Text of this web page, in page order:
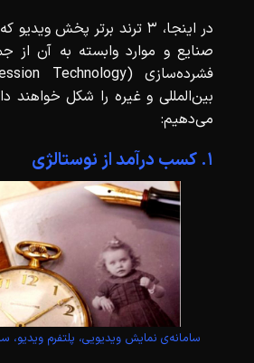
در اینجا، 3 ترند برتر پخش
صنایع و موارد وابسته به آن از
بین‌المللی و غیره را شکل خواهند
می‌دهیم:
۱. کسب درآمد از نوستالژی
سامانه‌ی نمایش ویدیویی، پلتفرم ویدیو،